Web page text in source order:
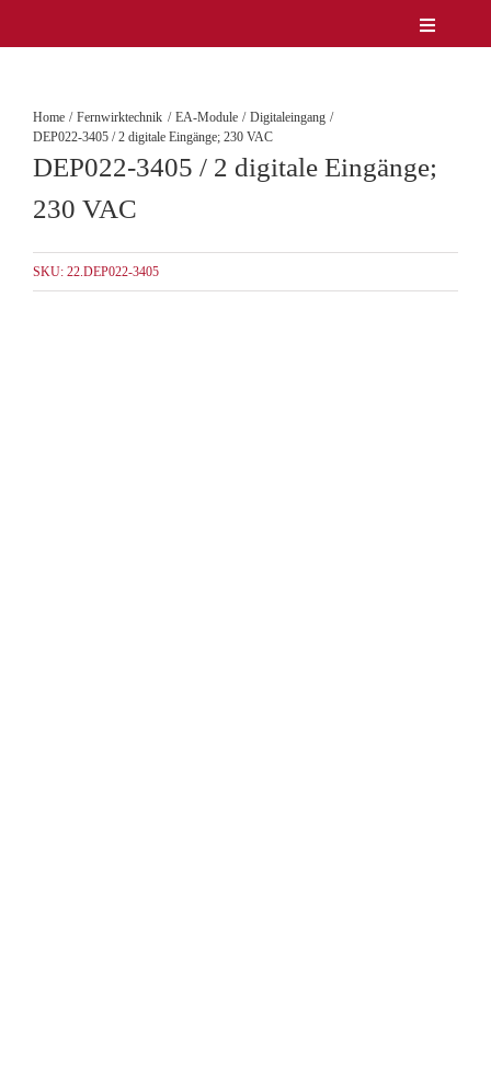
Inhalt
Toggle
Service
Lösungen & Märkte
Home Fernwirktechnik EA-Module
Digitaleingang
DEP022-3405 / 2 digitale Eingänge; 230 VAC
DEP022-3405 / 2 digitale Eingänge;
230 VAC
SKU: 22.DEP022-3405